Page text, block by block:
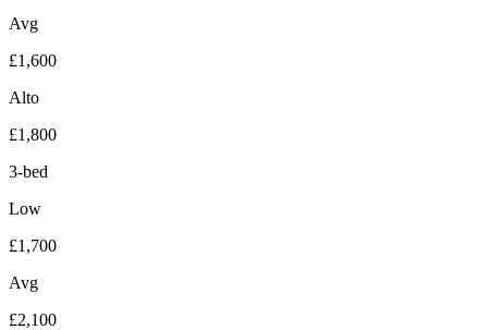
Avg
£1,600
Alto
£1,800
3-bed
Low
£1,700
Avg
£2,100